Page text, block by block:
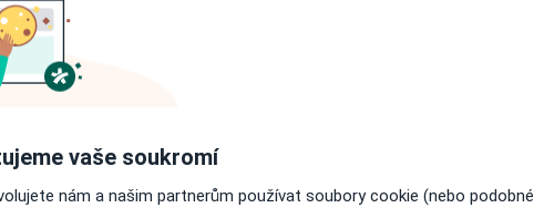
Rezervovat termín
Názory pacientů (1)
Tento
vaše soukromí
nám a našim partnerům používat soubory cookie (nebo podobné